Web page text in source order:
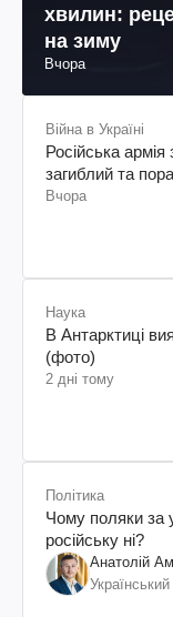
хвилин:
на зиму
Вчора
Війна в Україні
Російська
загиблий та
Вчора
Наука
В Антарктиці
(фото)
2 дні тому
Політика
Чому поляки за
російську ні?
Анатолій